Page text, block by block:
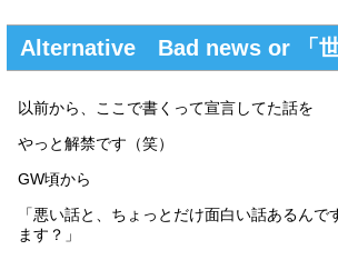
Alternative Bad news or 「世
以前から、ここで書くって宣言してた話を
やっと解禁です（笑）
GW頃から
「悪い話と、ちょっとだけ面白い話あるんで
ます？」